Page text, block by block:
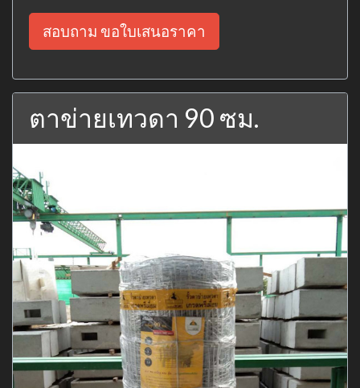
สอบถาม ขอใบเสนอราคา
ตาข่ายเทวดา 90 ซม.